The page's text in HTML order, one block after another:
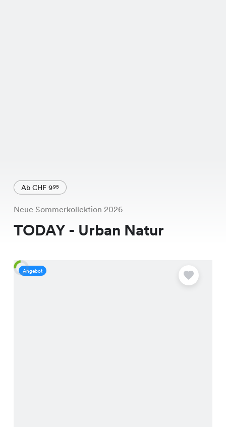
Ab CHF 995
Neue Sommerkollektion 2026
TODAY - Urban Natur
Angebot